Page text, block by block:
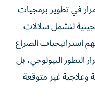
في تطوير برمجيات
لتشمل سلالات
استراتيجيات الصراع
البيولوجي، بل
غير متوقعة